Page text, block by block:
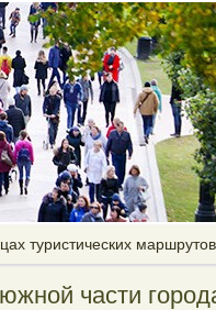
туристических маршрутов
части